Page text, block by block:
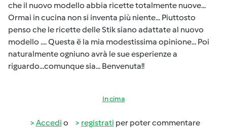
che il nuovo modello abbia ricette totalmente nuove...
Ormai in cucina non si inventa più niente... Piuttosto
penso che le ricette delle Stik siano adattate al nuovo
modello .... Questa ë la mia modestissima opinione... Poi
naturalmente ogniuno avrà le sue esperienze a
riguardo...comunque sia... Benvenuta!!
In cima
Accedi o registrati per poter commentare